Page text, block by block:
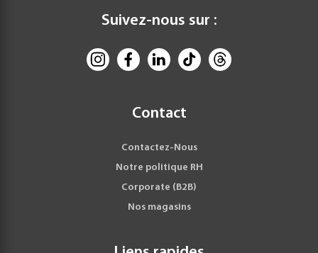
Suivez-nous sur :
Contact
Contactez-Nous
Notre politique RH
Corporate (B2B)
Nos magasins